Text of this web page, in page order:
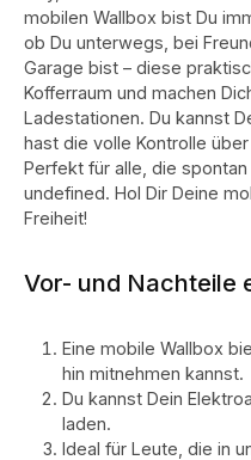
mobilen Wallbox bist Du
ob Du unterwegs, bei
Garage bist – diese
Kofferraum und machen
Ladestationen. Du kannst
hast die volle Kontrolle
Perfekt für alle, die
undefined. Hol Dir Deine
Freiheit!
Vor- und Nachteile
Eine mobile Wallbox
hin mitnehmen kannst.
Du kannst Dein
laden.
Ideal für Leute, die in